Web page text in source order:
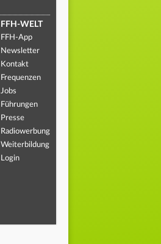
FFH-WELT
FFH-App
Newsletter
Kontakt
Frequenzen
Jobs
Führungen
Presse
Radiowerbung
Weiterbildung
Login